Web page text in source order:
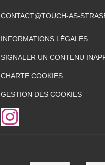
CONTACT@TOUCH-AS-
INFORMATIONS LÉGALES
SIGNALER UN CONTENU
CHARTE COOKIES
GESTION DES COOKIES